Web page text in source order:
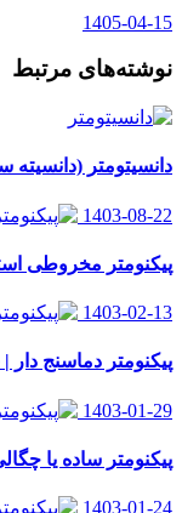
1405-04-15
نوشته‌های مرتبط
دانسیتومتر (دانسیته
1403-08-22
پیکنومتر مخروطی
1403-02-13
پیکنومتر دماسنج دار |
1403-01-29
پیکنومتر ساده یا
1403-01-24